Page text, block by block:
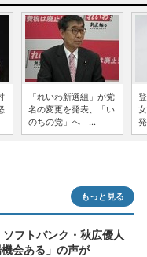
「れいわ新選組」が党
名の変更を発表、「い
のちの党」へ ...
もっと見る
フトバンク・秋広優人
会ある」の声が